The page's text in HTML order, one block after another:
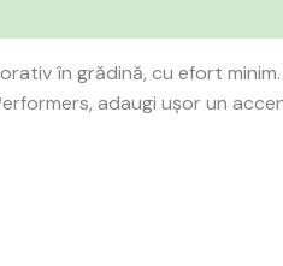
în grădină, cu efort
adaugi ușor un